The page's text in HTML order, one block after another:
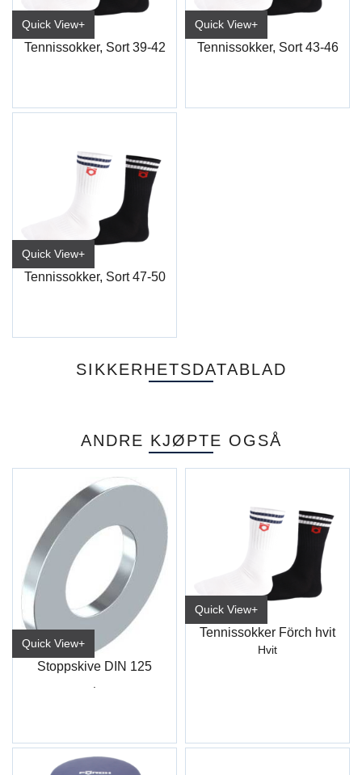
Quick View+
Tennissokker, Sort 39-42
Quick View+
Tennissokker, Sort 43-46
Quick View+
Tennissokker, Sort 47-50
SIKKERHETSDATABLAD
ANDRE KJØPTE OGSÅ
Quick View+
Stoppskive DIN 125
Quick View+
Tennissokker Förch hvit
Hvit